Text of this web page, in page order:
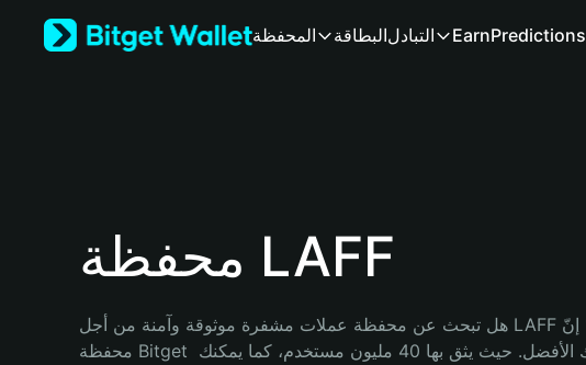
Bahasa Indonesia
المحفظة البطاقةالتبادل EarnPredictions
محفظة LAFF
هل تبحث عن محفظة عملات مشفرة موثوقة وآمنة من أجل LAFF؟ إنّ
محفظة Bitget خيارك الأفضل. حيث يثق بها 40 مليون مستخدم، كما يمكنك